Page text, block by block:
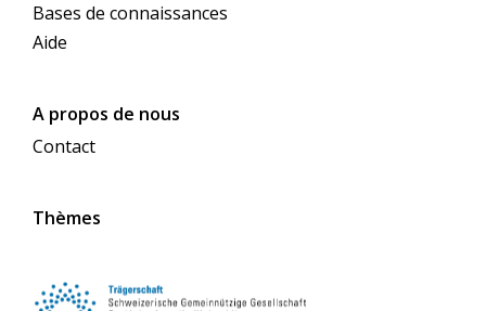
Bases de connaissances
Aide
A propos de nous
Contact
Thèmes